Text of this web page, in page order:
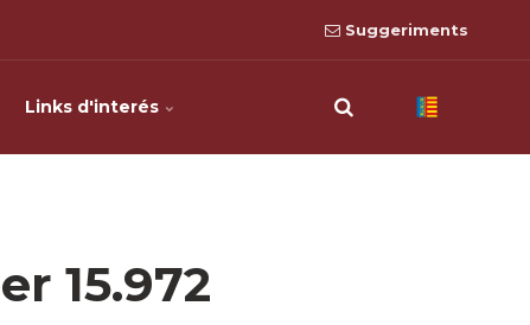
Suggeriments
Links d'interés
15.972